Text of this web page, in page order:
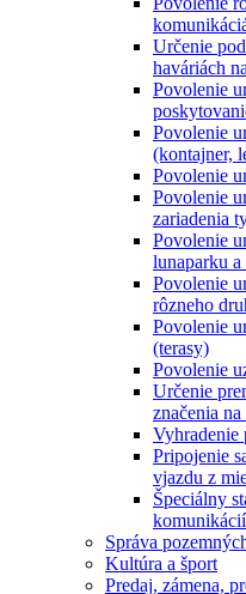
Určenie
haváriách
Povolenie
Povolenie
(kontajner,
Povolenie
Povolenie
zariadenia
Povolenie
lunaparku
Povolenie
rôzneho
Povolenie
(terasy)
Povolenie
Určenie
značenia
Vyhradenie
Pripojenie
vjazdu z
Špeciálny
komunikácií
Správa
Kultúra a šport
Predaj, zámena,